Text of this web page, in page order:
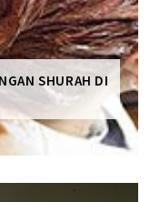
SHURAH DI